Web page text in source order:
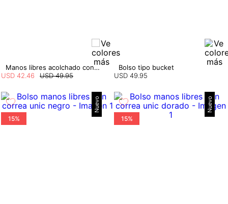
Manos libres acolchado con cadena
USD 49.95
USD 42 46
Bolso tipo bucket
USD 49.95
Nuevo
15%
Nuevo
15%